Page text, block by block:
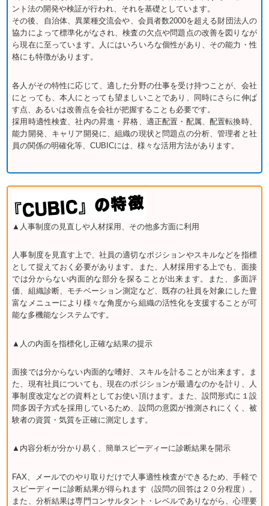
ント法の開発や検証が行われ、それを基礎としています。
その後、自治体、異業種交流会や、会員者数2000を超える財団法人の
協力によって標準化がなされ、検査の欠点や問題点の改善を図りなが
ら現在に至っています。人にはいろいろな個性があり、その能力・性
格にも特徴があります。
各人がその特性に応じて、適した分野の仕事を受け持つことが、会社
にとっても、本人にとっても望ましいことであり、同時にさらに伸ば
す点、あるいは改善点を会社が把握することも必要です。
採用時適性検査、社内の昇進・昇格、適正配置・配属、配置転換時、
能力開発、キャリア開発に、組織の現状と問題点の分析、管理者と社
員の関係の明確化等、CUBICには、様々な活用方法があります。
▲人事制度の見直しや人材採用、その他多方面に利用
人事制度を見直す上で、社員の適切なポジションやスキルなどを指標
として捉えておく必要があります。また、人材採用する上でも、面接
では分からない内面的な部分を探ることが出来ます。また、多面評
価、組織診断、モチベーション測定など、既存の社員を対象にした豊
富なメニューにより様々な角度から組織の活性化を支援することが可
能な多機能なシステムです。
▲人の内面を指標化し正確な結果の提示
面接では分からない内面的な嗜好、スキルを計ることが出来ます。ま
た、現有社員についても、現在のポジションが最適なのかを計り、人
事制度改定などの資料としてお使い頂けます。また、設問形式に１設
問多因子方式を採用しているため、設問の意図が推測されにくく、被
験者の資質・気質を正確に測定します。
▲内容分析が分かり易く、簡単スピーディーに診断結果を開示
FAX、メールでのやり取りだけで人事適性検査ができるため、手軽で
スピーディーに診断結果が得られます（設問の回答は２０分程度）。
また、分析結果は専門コンサルタント・レベルでありながら、心理要